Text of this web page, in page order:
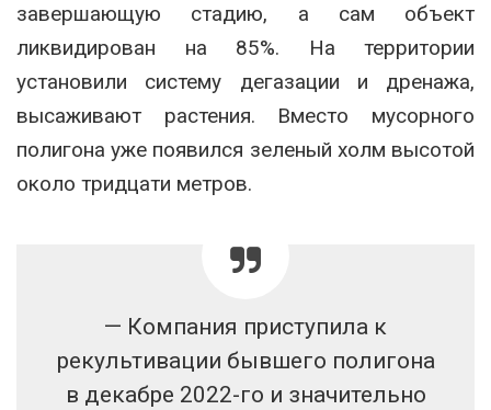
завершающую стадию, а сам объект
ликвидирован на 85%. На территории
установили систему дегазации и дренажа,
высаживают растения. Вместо мусорного
полигона уже появился зеленый холм высотой
около тридцати метров.
— Компания приступила к
рекультивации бывшего полигона
в декабре 2022-го и значительно